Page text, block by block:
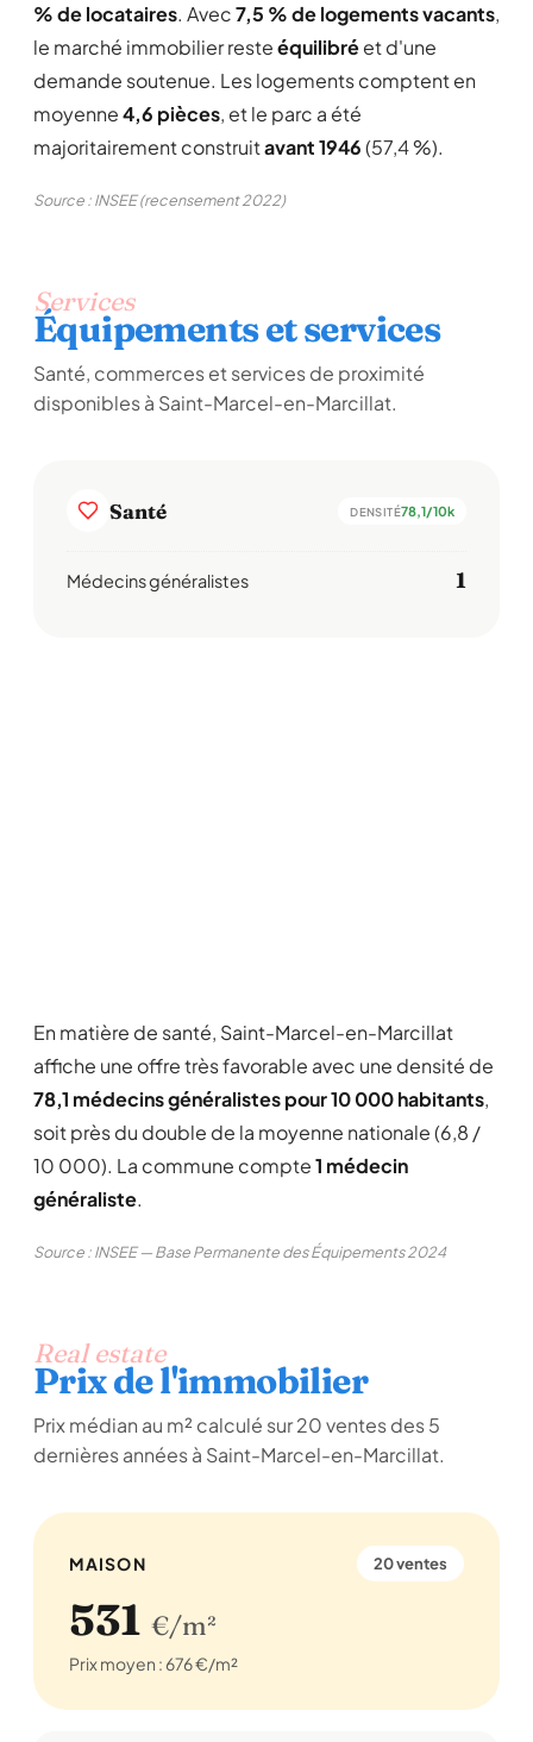
% de locataires. Avec7,5 % de logements vacants,
le marché immobilier resteéquilibréet d'une
demande soutenue. Les logements comptent en
moyenne4,6 pièces, et le parc a été
majoritairement construitavant 1946(57,4 %).
Source : INSEE (recensement 2022)
Services
Équipements et services
Santé, commerces et services de proximité
disponibles à Saint-Marcel-en-Marcillat.
Santé DENSITÉ78,1/10k
Médecins généralistes 1
En matière de santé, Saint-Marcel-en-Marcillat
affiche une offre très favorable avec une densité de
78,1 médecins généralistes pour 10 000 habitants,
soit près du double de la moyenne nationale (6,8 /
10 000). La commune compte1 médecin
généraliste.
Source : INSEE — Base Permanente des Équipements 2024
Real estate
Prix de l'immobilier
Prix médian au m² calculé sur 20 ventes des 5
dernières années à Saint-Marcel-en-Marcillat.
MAISON 20 ventes
531 €/m²
Prix moyen : 676 €/m²